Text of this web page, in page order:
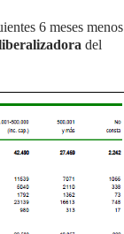
6 meses menos
del